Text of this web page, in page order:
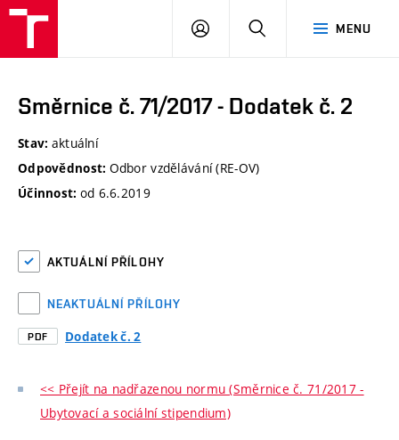
MENU
PŘIHLÁSIT
Směrnice č. 71/2017 - Dodatek č. 2
Stav: aktuální
Odpovědnost: Odbor vzdělávání (RE-OV)
Účinnost: od 6.6.2019
AKTUÁLNÍ PŘÍLOHY
NEAKTUÁLNÍ PŘÍLOHY
PDF Dodatek č. 2
<< Přejít na nadřazenou normu (Směrnice č. 71/2017 -
Ubytovací a sociální stipendium)